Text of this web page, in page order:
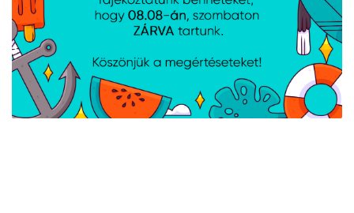
Csatlakozók
és
csatlakozási
felületek
DisplayPort száma
1